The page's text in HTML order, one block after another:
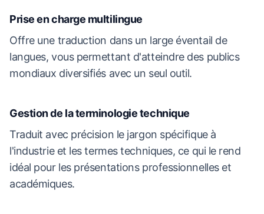
Prise en charge multilingue
Offre une traduction dans un large éventail de
langues, vous permettant d'atteindre des publics
mondiaux diversifiés avec un seul outil.
Gestion de la terminologie technique
Traduit avec précision le jargon spécifique à
l'industrie et les termes techniques, ce qui le rend
idéal pour les présentations professionnelles et
académiques.